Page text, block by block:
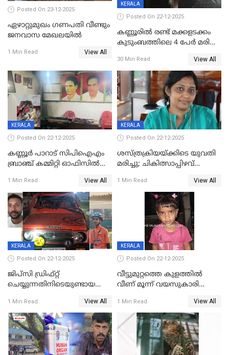
Posted On 23-12-2025
ഏഴാറ്റുമുഖം ഗണപതി വീണ്ടും
ജനവാസ മേഖലയിൽ
1 Min Read View All
KERALA
Posted On 22-12-2025
കണ്ണൂരിൽ രണ്ട് മക്കളടക്കം
കുടുംബത്തിലെ 4 പേർ മരിച്ച
30 Min Read View All
KERALA
Posted On 22-12-2025
കണ്ണൂർ പാറാട് സിപിഐഎം
ബ്രാഞ്ച് കമ്മിറ്റി ഓഫിസിൽ
ചിത്രങ്ങളടക്കം കത്തിയ
നിലയിൽ
1 Min Read View All
KERALA
Posted On 22-12-2025
ശസ്ത്രക്രിയയ്‌ക്കിടെ യുവതി
മരിച്ചു; ചികിത്സാപ്പിഴവ്
സംഭവം മാവേലിക്കരയിൽ
1 Min Read View All
KERALA
Posted On 22-12-2025
ജിപ്സി ഡ്രിഫ്റ്റ്
ചെയ്യുന്നതിനിടെയുണ്ടായ
ദാരുണാന്ത്യം; ജീപ്സി
ഓടിച്ചയാൾ അറസ്റ്റിൽ.
1 Min Read View All
KERALA
Posted On 22-12-2025
വീട്ടുമുറ്റത്തെ കുളത്തിൽ
വീണ് മൂന്ന് വയസുകാരി
1 Min Read View All